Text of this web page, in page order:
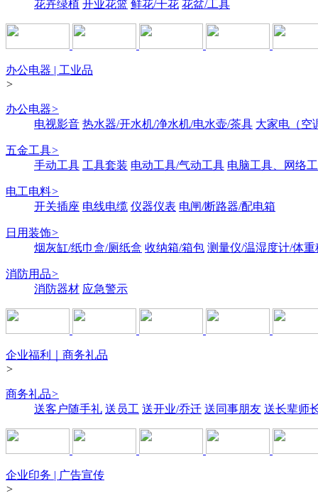
花卉绿植 开业花篮 鲜花/干花 花盆/工具
办公电器 | 工业品
>
办公电器>
电视影音 热水器/开水机/净水机/电水壶/茶具 大家电（空
五金工具>
手动工具 工具套装 电动工具/气动工具 电脑工具、网络
电工电料>
开关插座 电线电缆 仪器仪表 电闸/断路器/配电箱
日用装饰>
烟灰缸/纸巾盒/厕纸盒 收纳箱/箱包 测量仪/温湿度计/体重
消防用品>
消防器材 应急警示
企业福利｜商务礼品
>
商务礼品>
送客户随手礼 送员工 送开业/乔迁 送同事朋友 送长辈师
企业印务 | 广告宣传
>